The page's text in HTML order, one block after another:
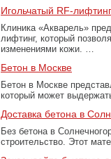
Игольчатый RF-
Клиника «Акварель»
лифтинг, который
изменениями кожи. …
Бетон в Москве
Бетон в Москве
который может
Доставка бетона в
Без бетона в
строительство. Этот